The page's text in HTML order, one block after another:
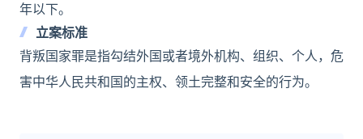
年以下。
立案标准
背叛国家罪是指勾结外国或者境外机构、组织、个人，危
害中华人民共和国的主权、领土完整和安全的行为。